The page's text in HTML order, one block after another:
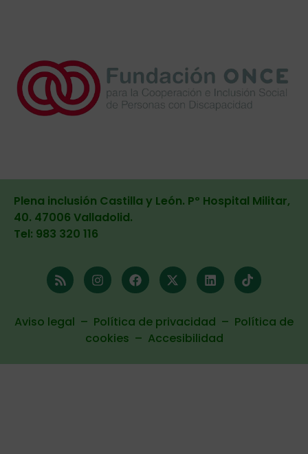
Plena inclusión Castilla y León. Pº Hospital Militar,
40. 47006 Valladolid.
Tel: 983 320 116
Aviso legal – Política de privacidad – Política de
cookies – Accesibilidad